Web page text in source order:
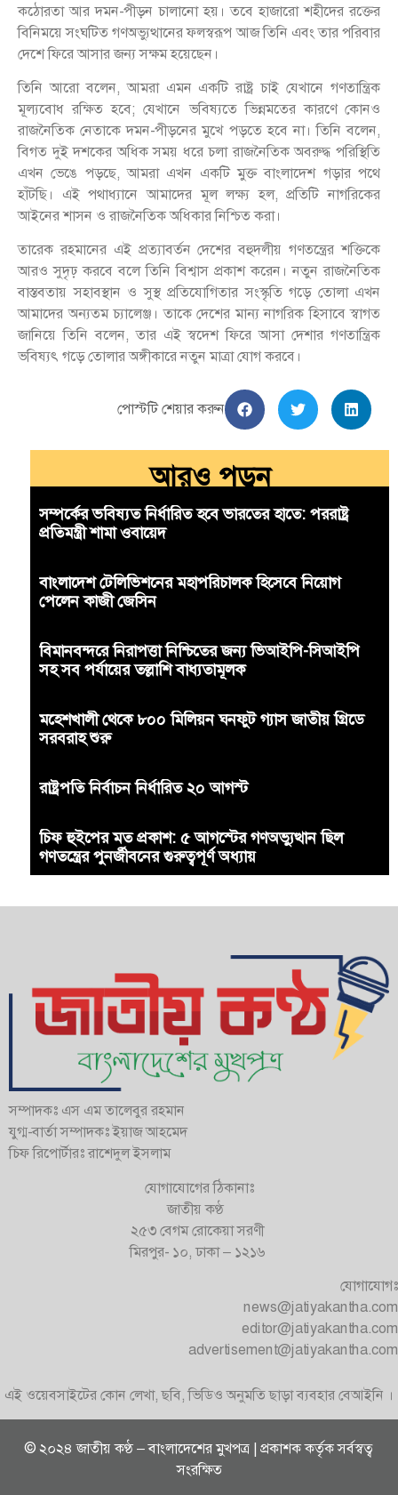
কঠোরতা আর দমন-পীড়ন চালানো হয়। তবে হাজারো শহীদের রক্তের
বিনিময়ে সংঘটিত গণঅভ্যুত্থানের ফলস্বরূপ আজ তিনি এবং তার পরিবার
দেশে ফিরে আসার জন্য সক্ষম হয়েছেন।
তিনি আরো বলেন, আমরা এমন একটি রাষ্ট্র চাই যেখানে গণতান্ত্রিক
মূল্যবোধ রক্ষিত হবে; যেখানে ভবিষ্যতে ভিন্নমতের কারণে কোনও
রাজনৈতিক নেতাকে দমন-পীড়নের মুখে পড়তে হবে না। তিনি বলেন,
বিগত দুই দশকের অধিক সময় ধরে চলা রাজনৈতিক অবরুদ্ধ পরিস্থিতি
এখন ভেঙে পড়ছে, আমরা এখন একটি মুক্ত বাংলাদেশ গড়ার পথে
হাঁটছি। এই পথাধ্যানে আমাদের মূল লক্ষ্য হল, প্রতিটি নাগরিকের
আইনের শাসন ও রাজনৈতিক অধিকার নিশ্চিত করা।
তারেক রহমানের এই প্রত্যাবর্তন দেশের বহুদলীয় গণতন্ত্রের শক্তিকে
আরও সুদৃঢ় করবে বলে তিনি বিশ্বাস প্রকাশ করেন। নতুন রাজনৈতিক
বাস্তবতায় সহাবস্থান ও সুস্থ প্রতিযোগিতার সংস্কৃতি গড়ে তোলা এখন
আমাদের অন্যতম চ্যালেঞ্জ। তাকে দেশের মান্য নাগরিক হিসাবে স্বাগত
জানিয়ে তিনি বলেন, তার এই স্বদেশ ফিরে আসা দেশার গণতান্ত্রিক
ভবিষ্যৎ গড়ে তোলার অঙ্গীকারে নতুন মাত্রা যোগ করবে।
পোস্টটি শেয়ার করুন
আরও পড়ুন
সম্পর্কের ভবিষ্যত নির্ধারিত হবে ভারতের হাতে: পররাষ্ট্র
প্রতিমন্ত্রী শামা ওবায়েদ
বাংলাদেশ টেলিভিশনের মহাপরিচালক হিসেবে নিয়োগ
পেলেন কাজী জেসিন
বিমানবন্দরে নিরাপত্তা নিশ্চিতের জন্য ভিআইপি-সিআইপি
সহ সব পর্যায়ের তল্লাশি বাধ্যতামূলক
মহেশখালী থেকে ৮০০ মিলিয়ন ঘনফুট গ্যাস জাতীয় গ্রিডে
সরবরাহ শুরু
রাষ্ট্রপতি নির্বাচন নির্ধারিত ২০ আগস্ট
চিফ হুইপের মত প্রকাশ: ৫ আগস্টের গণঅভ্যুত্থান ছিল
গণতন্ত্রের পুনর্জীবনের গুরুত্বপূর্ণ অধ্যায়
সম্পাদকঃ এস এম তালেবুর রহমান
যুগ্ম-বার্তা সম্পাদকঃ ইয়াজ আহমেদ
চিফ রিপোর্টারঃ রাশেদুল ইসলাম
যোগাযোগের ঠিকানাঃ
জাতীয় কণ্ঠ
২৫৩ বেগম রোকেয়া সরণী
মিরপুর- ১০, ঢাকা – ১২১৬
যোগাযোগঃ
news@jatiyakantha.com
editor@jatiyakantha.com
advertisement@jatiyakantha.com
এই ওয়েবসাইটের কোন লেখা, ছবি, ভিডিও অনুমতি ছাড়া ব্যবহার বেআইনি ।
© ২০২৪ জাতীয় কণ্ঠ – বাংলাদেশের মুখপত্র | প্রকাশক কর্তৃক সর্বস্বত্ব
সংরক্ষিত